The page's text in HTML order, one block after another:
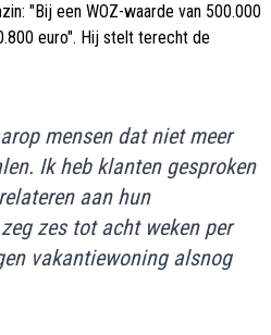
"Bij een WOZ-waarde van 500.000
euro". Hij stelt terecht de
mensen dat niet meer
Ik heb klanten gesproken
aan hun
zes tot acht weken per
vakantiewoning alsnog